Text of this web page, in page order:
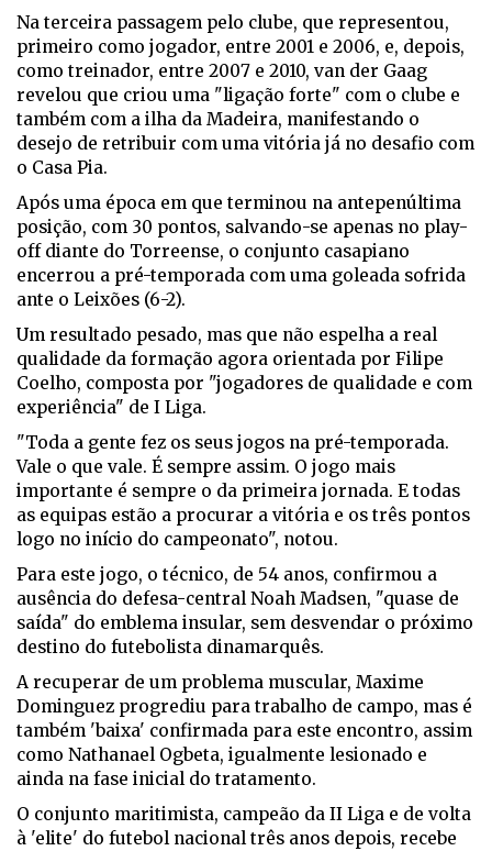
Na terceira passagem pelo clube, que representou,
primeiro como jogador, entre 2001 e 2006, e, depois,
como treinador, entre 2007 e 2010, van der Gaag
revelou que criou uma "ligação forte" com o clube e
também com a ilha da Madeira, manifestando o
desejo de retribuir com uma vitória já no desafio com
o Casa Pia.
Após uma época em que terminou na antepenúltima
posição, com 30 pontos, salvando-se apenas no play-
off diante do Torreense, o conjunto casapiano
encerrou a pré-temporada com uma goleada sofrida
ante o Leixões (6-2).
Um resultado pesado, mas que não espelha a real
qualidade da formação agora orientada por Filipe
Coelho, composta por "jogadores de qualidade e com
experiência" de I Liga.
"Toda a gente fez os seus jogos na pré-temporada.
Vale o que vale. É sempre assim. O jogo mais
importante é sempre o da primeira jornada. E todas
as equipas estão a procurar a vitória e os três pontos
logo no início do campeonato", notou.
Para este jogo, o técnico, de 54 anos, confirmou a
ausência do defesa-central Noah Madsen, "quase de
saída" do emblema insular, sem desvendar o próximo
destino do futebolista dinamarquês.
A recuperar de um problema muscular, Maxime
Dominguez progrediu para trabalho de campo, mas é
também 'baixa' confirmada para este encontro, assim
como Nathanael Ogbeta, igualmente lesionado e
ainda na fase inicial do tratamento.
O conjunto maritimista, campeão da II Liga e de volta
à 'elite' do futebol nacional três anos depois, recebe